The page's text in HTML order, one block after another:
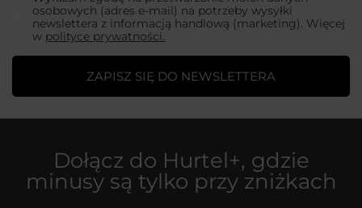
osobowych (adres e-mail) na potrzeby wysyłki
newslettera z informacją handlową (marketing). Więcej
w polityce prywatności.
ZAPISZ SIĘ DO NEWSLETTERA
Dołącz do Hurtel+, gdzie
minusy są tylko przy zniżkach